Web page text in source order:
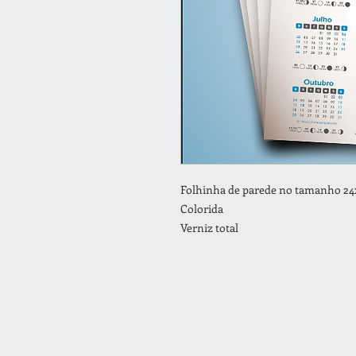
Folhinha de parede no tamanho
Colorida
Verniz total